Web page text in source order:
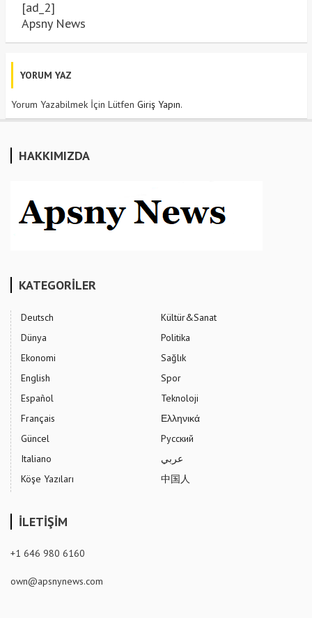
[ad_2]
Apsny News
YORUM YAZ
Yorum Yazabilmek İçin Lütfen Giriş Yapın.
HAKKIMIZDA
KATEGORİLER
Deutsch
Dünya
Ekonomi
English
Español
Français
Güncel
Italiano
Köşe Yazıları
Kültür&Sanat
Politika
Sağlık
Spor
Teknoloji
Ελληνικά
Русский
عربي
中国人
İLETİŞİM
+1 646 980 6160
own@apsnynews.com